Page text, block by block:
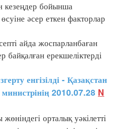
кезеңдер бойынша
әсер еткен факторлар
айда жоспарланбаған
байқалған ерекшеліктерді
енгізілді - Қазақстан
2010.07.28 N
орталық уәкілетті